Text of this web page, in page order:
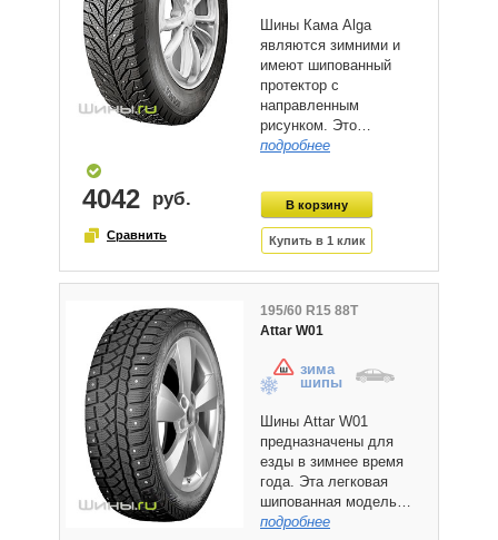
Шины Кама Alga
являются зимними и
имеют шипованный
протектор с
направленным
рисунком. Это…
подробнее
4042
195/60 R15 88T
Attar W01
зима
шипы
Шины Attar W01
предназначены для
езды в зимнее время
года. Эта легковая
шипованная модель…
подробнее